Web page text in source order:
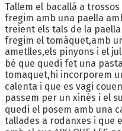
Tallem el bacallá a
fregim amb una paella
treient els tals de la
fregim el tomàquet,amb
ametlles,els pinyons i el
bé que quedi fet una
tomaquet,hi incorporem
calenta i que es vagi
passem per un xinès i el
quedi el posem amb una
tallades a rodanxes i que